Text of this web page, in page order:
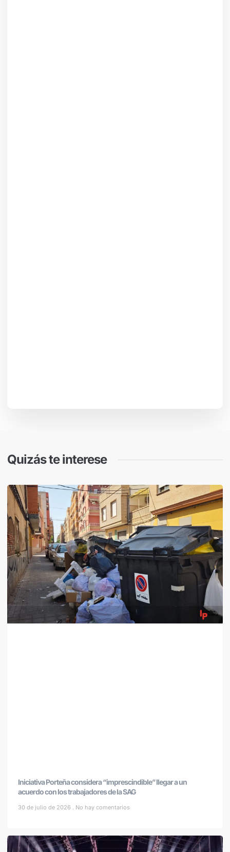
Quizás te interese
Iniciativa Porteña considera “imprescindible” llegar a un
acuerdo con los trabajadores de la SAG
30 de julio de 2026 No hay comentarios